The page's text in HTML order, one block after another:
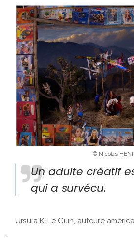
© Nicolas
Un adulte créatif
qui a survécu.
Ursula K. Le Guin, auteure